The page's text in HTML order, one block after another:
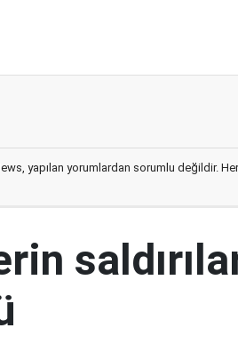
yapılan yorumlardan sorumlu değildir.